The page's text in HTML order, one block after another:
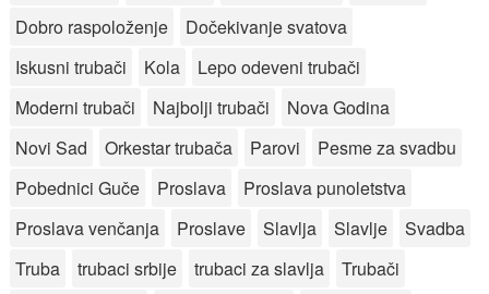
Dobro raspoloženje
Dočekivanje svatova
Iskusni trubači
Kola
Lepo odeveni trubači
Moderni trubači
Najbolji trubači
Nova Godina
Novi Sad
Orkestar trubača Parovi
Pesme za svadbu
Pobednici Guče
Proslava
Proslava punoletstva
Proslava venčanja
Proslave Slavlja Slavlje
Svadba
Truba
trubaci srbije trubaci za slavlja
Trubači